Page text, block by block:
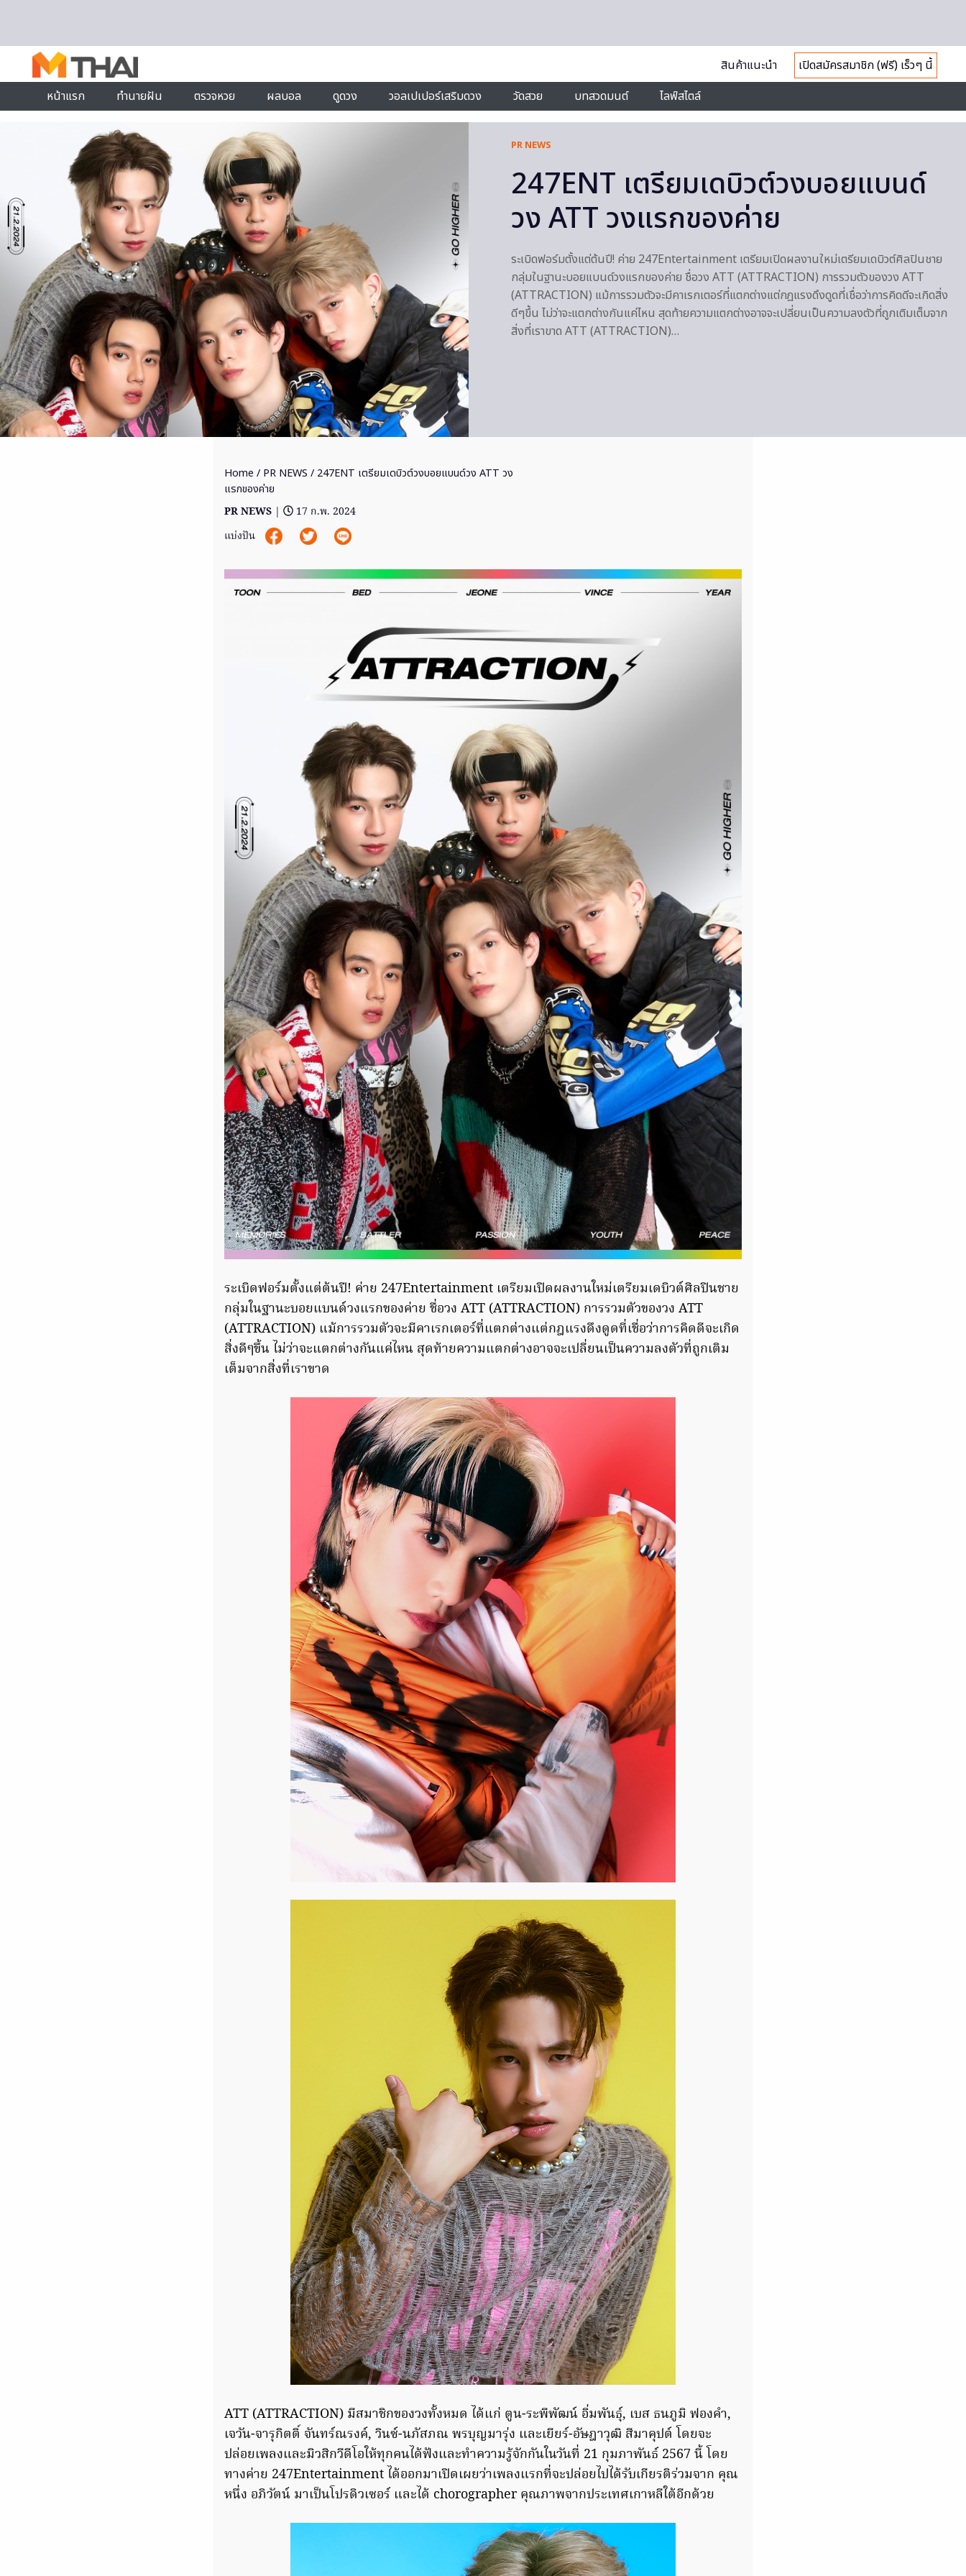
สินค้าแนะนำ
เปิดสมัครสมาชิก (ฟรี) เร็วๆ นี้
หน้าแรก
ทำนายฝัน ตรวจหวย ผลบอล ดูดวง วอลเปเปอร์เสริมดวง วัดสวย บทสวดมนต์ ไลฟ์สไตล์
PR NEWS
247ENT เตรียมเดบิวต์วงบอยแบนด์
วง ATT วงแรกของค่าย
ระเบิดฟอร์มตั้งแต่ต้นปี! ค่าย 247Entertainment เตรียมเปิดผลงานใหม่เตรียมเดบิวต์ศิลปินชาย
กลุ่มในฐานะบอยแบนด์วงแรกของค่าย ชื่อวง ATT (ATTRACTION) การรวมตัวของวง ATT
(ATTRACTION) แม้การรวมตัวจะมีคาเรกเตอร์ที่แตกต่างแต่กฎแรงดึงดูดที่เชื่อว่าการคิดดีจะเกิดสิ่ง
ดีๆขึ้น ไม่ว่าจะแตกต่างกันแค่ไหน สุดท้ายความแตกต่างอาจจะเปลี่ยนเป็นความลงตัวที่ถูกเติมเต็มจาก
สิ่งที่เราขาด ATT (ATTRACTION)…
Home / PR NEWS / 247ENT เตรียมเดบิวต์วงบอยแบนด์วง ATT วง
แรกของค่าย
PR NEWS |
17 ก.พ. 2024
แบ่งปัน
ระเบิดฟอร์มตั้งแต่ต้นปี! ค่าย 247Entertainment เตรียมเปิดผลงานใหม่เตรียมเดบิวต์ศิลปินชาย
กลุ่มในฐานะบอยแบนด์วงแรกของค่าย ชื่อวง ATT (ATTRACTION) การรวมตัวของวง ATT
(ATTRACTION) แม้การรวมตัวจะมีคาเรกเตอร์ที่แตกต่างแต่กฎแรงดึงดูดที่เชื่อว่าการคิดดีจะเกิด
สิ่งดีๆขึ้น ไม่ว่าจะแตกต่างกันแค่ไหน สุดท้ายความแตกต่างอาจจะเปลี่ยนเป็นความลงตัวที่ถูกเติม
เต็มจากสิ่งที่เราขาด
ATT (ATTRACTION) มีสมาชิกของวงทั้งหมด ได้แก่ ตูน-ระพีพัฒน์ อิ่มพันธุ์, เบส ธนภูมิ ฟองคำ,
เจวัน-จารุกิตติ์ จันทร์ณรงค์, วินซ์-นภัสภณ พรบุญมารุ่ง และเยียร์-อัษฎาวุฒิ สีมาคุปต์ โดยจะ
ปล่อยเพลงและมิวสิกวีดีโอให้ทุกคนได้ฟังและทำความรู้จักกันในวันที่ 21 กุมภาพันธ์ 2567 นี้ โดย
ทางค่าย 247Entertainment ได้ออกมาเปิดเผยว่าเพลงแรกที่จะปล่อยไปได้รับเกียรติร่วมจาก คุณ
หนึ่ง อภิวัตน์ มาเป็นโปรดิวเซอร์ และได้ chorographer คุณภาพจากประเทศเกาหลีใต้อีกด้วย